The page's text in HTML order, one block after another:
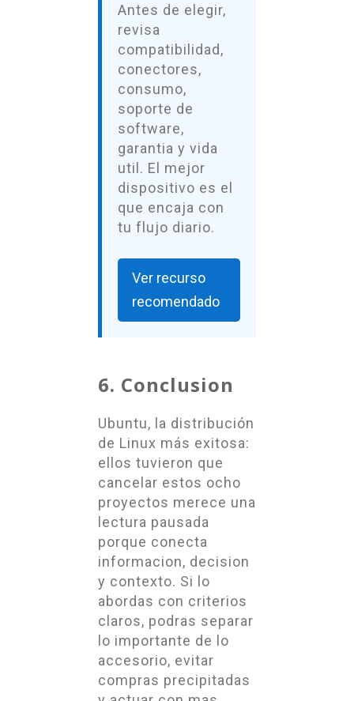
Antes de elegir,
revisa
compatibilidad,
conectores,
consumo,
soporte de
software,
garantia y vida
util. El mejor
dispositivo es el
que encaja con
tu flujo diario.
Ver recurso
recomendado
6. Conclusion
Ubuntu, la distribución
de Linux más exitosa:
ellos tuvieron que
cancelar estos ocho
proyectos merece una
lectura pausada
porque conecta
informacion, decision
y contexto. Si lo
abordas con criterios
claros, podras separar
lo importante de lo
accesorio, evitar
compras precipitadas